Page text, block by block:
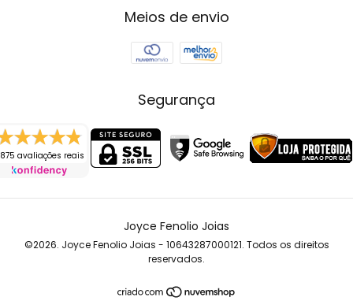
Meios de envio
Segurança
avaliações reais
Joyce Fenolio Joias
©2026. Joyce Fenolio Joias - 10643287000121. Todos os direitos
reservados.